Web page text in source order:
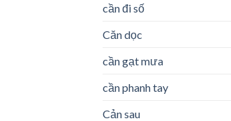
cần đi số
Căn dọc
cần gạt mưa
cần phanh tay
Cản sau